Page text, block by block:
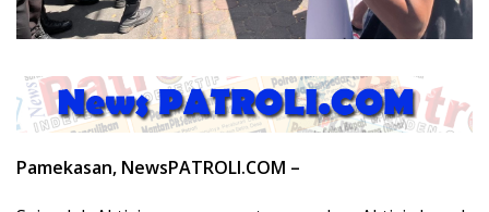
Pamekasan, NewsPATROLI.COM –